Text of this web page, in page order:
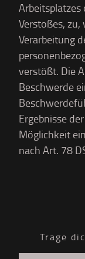
Arbeitsplatzes
Verstoßes,
Verarbeitung
verstößt. Die
Beschwerde
Ergebnisse
Möglichkeit
nach Art. 78
Trage